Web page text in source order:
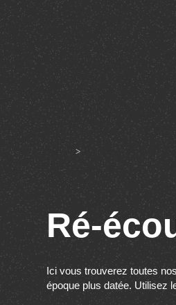
>
Ré-
Ici vous trouverez toutes
époque plus datée. Utilisez